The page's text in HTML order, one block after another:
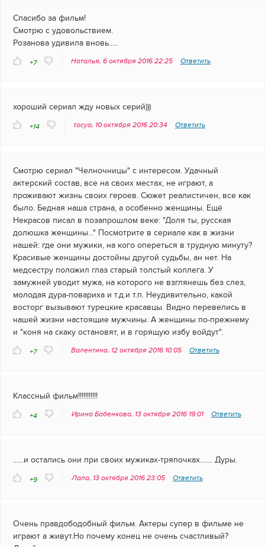
Спасибо за фильм!
Смотрю с удовольствием.
Розанова удивила вновь.....
+7 Наталья, 6 октября 2016 22:25 Ответить
хороший сериал жду новых серий)))
+14 tocya, 10 октября 2016 20:34 Ответить
Смотрю сериал "Челночницы" с интересом. Удачный
актерский состав, все на своих местах, не играют, а
проживают жизнь своих героев. Сюжет реалистичен, все как
было. Бедная наша страна, а особенно женщины. Ещё
Некрасов писал в позапрошлом веке: "Доля ты, русская
долюшка женщины..." Посмотрите в сериале как в жизни
нашей: где они мужики, на кого опереться в трудную минуту?
Красивые женщины достойны другой судьбы, ан нет. На
медсестру положил глаз старый толстый коллега. У
замужней уводит мужа, на которого не взглянешь без слез,
молодая дура-повариха и т.д.и т.п. Неудивительно, какой
восторг вызывают турецкие красавцы. Видно перевелись в
нашей жизни настоящие мужчины. А женщины по-прежнему
и "коня на скаку остановят, и в горящую избу войдут".
+7 Валентина, 12 октября 2016 10:05 Ответить
Классный фильм!!!!!!!!!!!
+4 Ирина Бабенкова, 13 октября 2016 19:01 Ответить
......и остались они при своих мужиках-тряпочках....... Дуры.
+9 Лала, 13 октября 2016 23:05 Ответить
Очень правдободобный фильм. Актеры супер в фильме не
играют а живут.Но почему конец не очень счастливый?